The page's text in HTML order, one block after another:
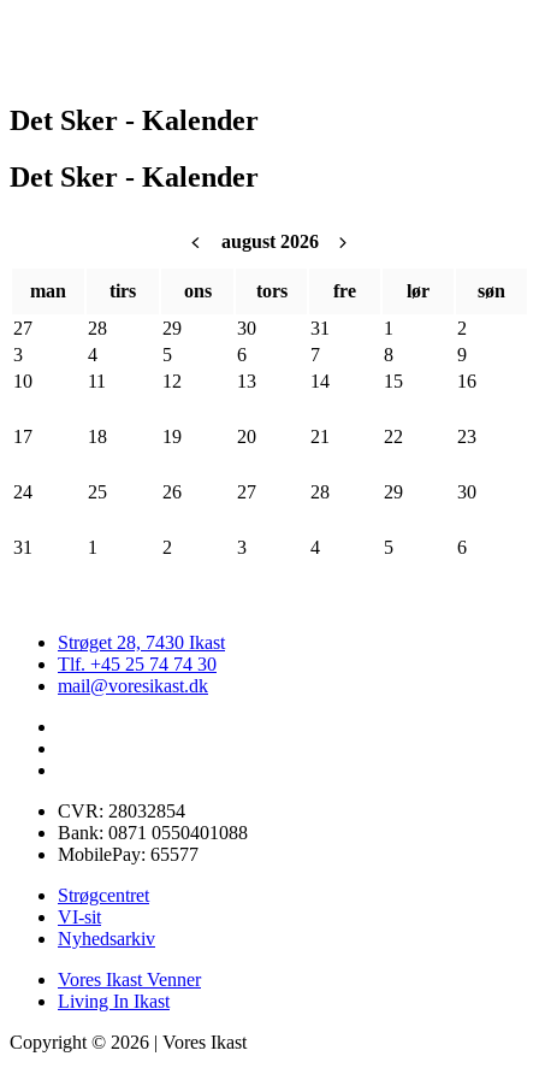
Det Sker - Kalender
Det Sker - Kalender
august 2026
man tirs ons tors fre lør
søn
27
28 29 30 31 1
2
3
4 5 6 7 8
9
10
11 12 13 14 15 16
17 18 19 20 21 22 23
24 25 26 27 28 29 30
31 1 2 3 4 5 6
Strøget 28, 7430 Ikast
Tlf. +45 25 74 74 30
mail@voresikast.dk
CVR: 28032854
Bank: 0871 0550401088
MobilePay: 65577
Strøgcentret
VI-sit
Nyhedsarkiv
Vores Ikast Venner
Living In Ikast
Copyright © 2026 | Vores Ikast